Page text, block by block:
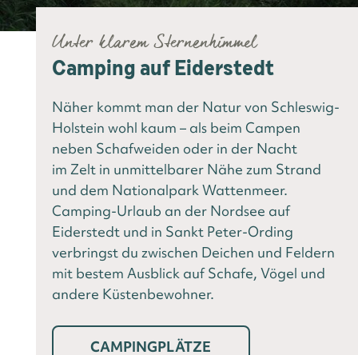
Unter klarem Sternenhimmel
Camping auf Eiderstedt
Näher kommt man der Natur von Schleswig-
Holstein wohl kaum – als beim Campen
neben Schafweiden oder in der Nacht
im Zelt in unmittelbarer Nähe zum Strand
und dem Nationalpark Wattenmeer.
Camping-Urlaub an der Nordsee auf
Eiderstedt und in Sankt Peter-Ording
verbringst du zwischen Deichen und Feldern
mit bestem Ausblick auf Schafe, Vögel und
andere Küstenbewohner.
CAMPINGPLÄTZE